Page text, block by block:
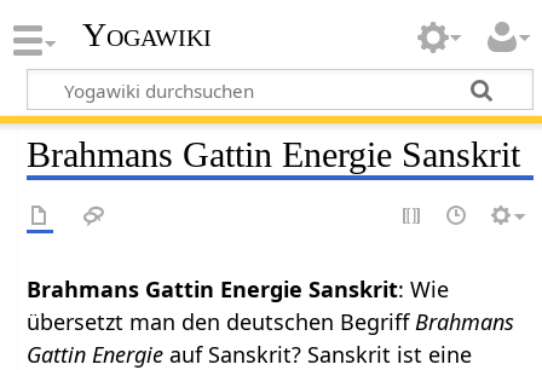
Yogawiki
Brahmans Gattin Energie Sanskrit
Brahmans Gattin Energie Sanskrit: Wie
übersetzt man den deutschen BegriffBrahmans
Gattin Energie auf Sanskrit? Sanskrit ist eine